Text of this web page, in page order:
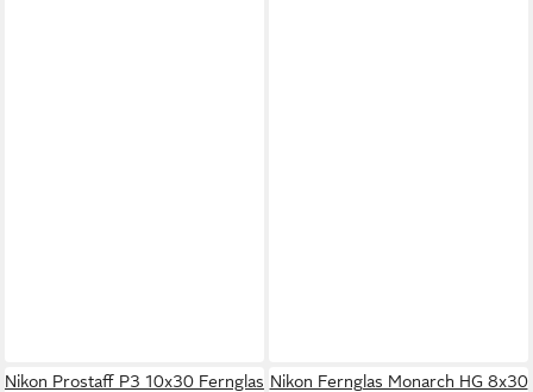
Nikon Prostaff P3 10x30 Fernglas Nikon Fernglas Monarch HG 8x30